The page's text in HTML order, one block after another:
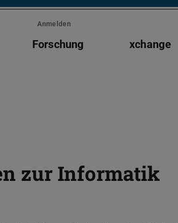
Anmelden
Forschung xchange
zur Informatik